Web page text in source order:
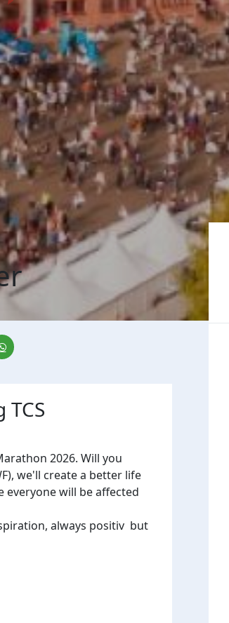
2026. Will you
we'll create a better life
everyone will be affected
always positiv but